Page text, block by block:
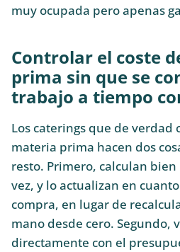
muy ocupada pero apenas
Controlar el coste
prima sin que se
trabajo a tiempo
Los caterings que de verdad
materia prima hacen dos
resto. Primero, calculan
vez, y lo actualizan en
compra, en lugar de
mano desde cero. Segundo,
directamente con el